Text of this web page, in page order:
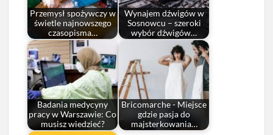
Przemysł spożywczy w
świetle najnowszego
czasopisma…
Wynajem dźwigów w
Sosnowcu – szeroki
wybór dźwigów…
Badania medycyny
pracy w Warszawie: Co
musisz wiedzieć?
Bricomarche - Miejsce
gdzie pasja do
majsterkowania…